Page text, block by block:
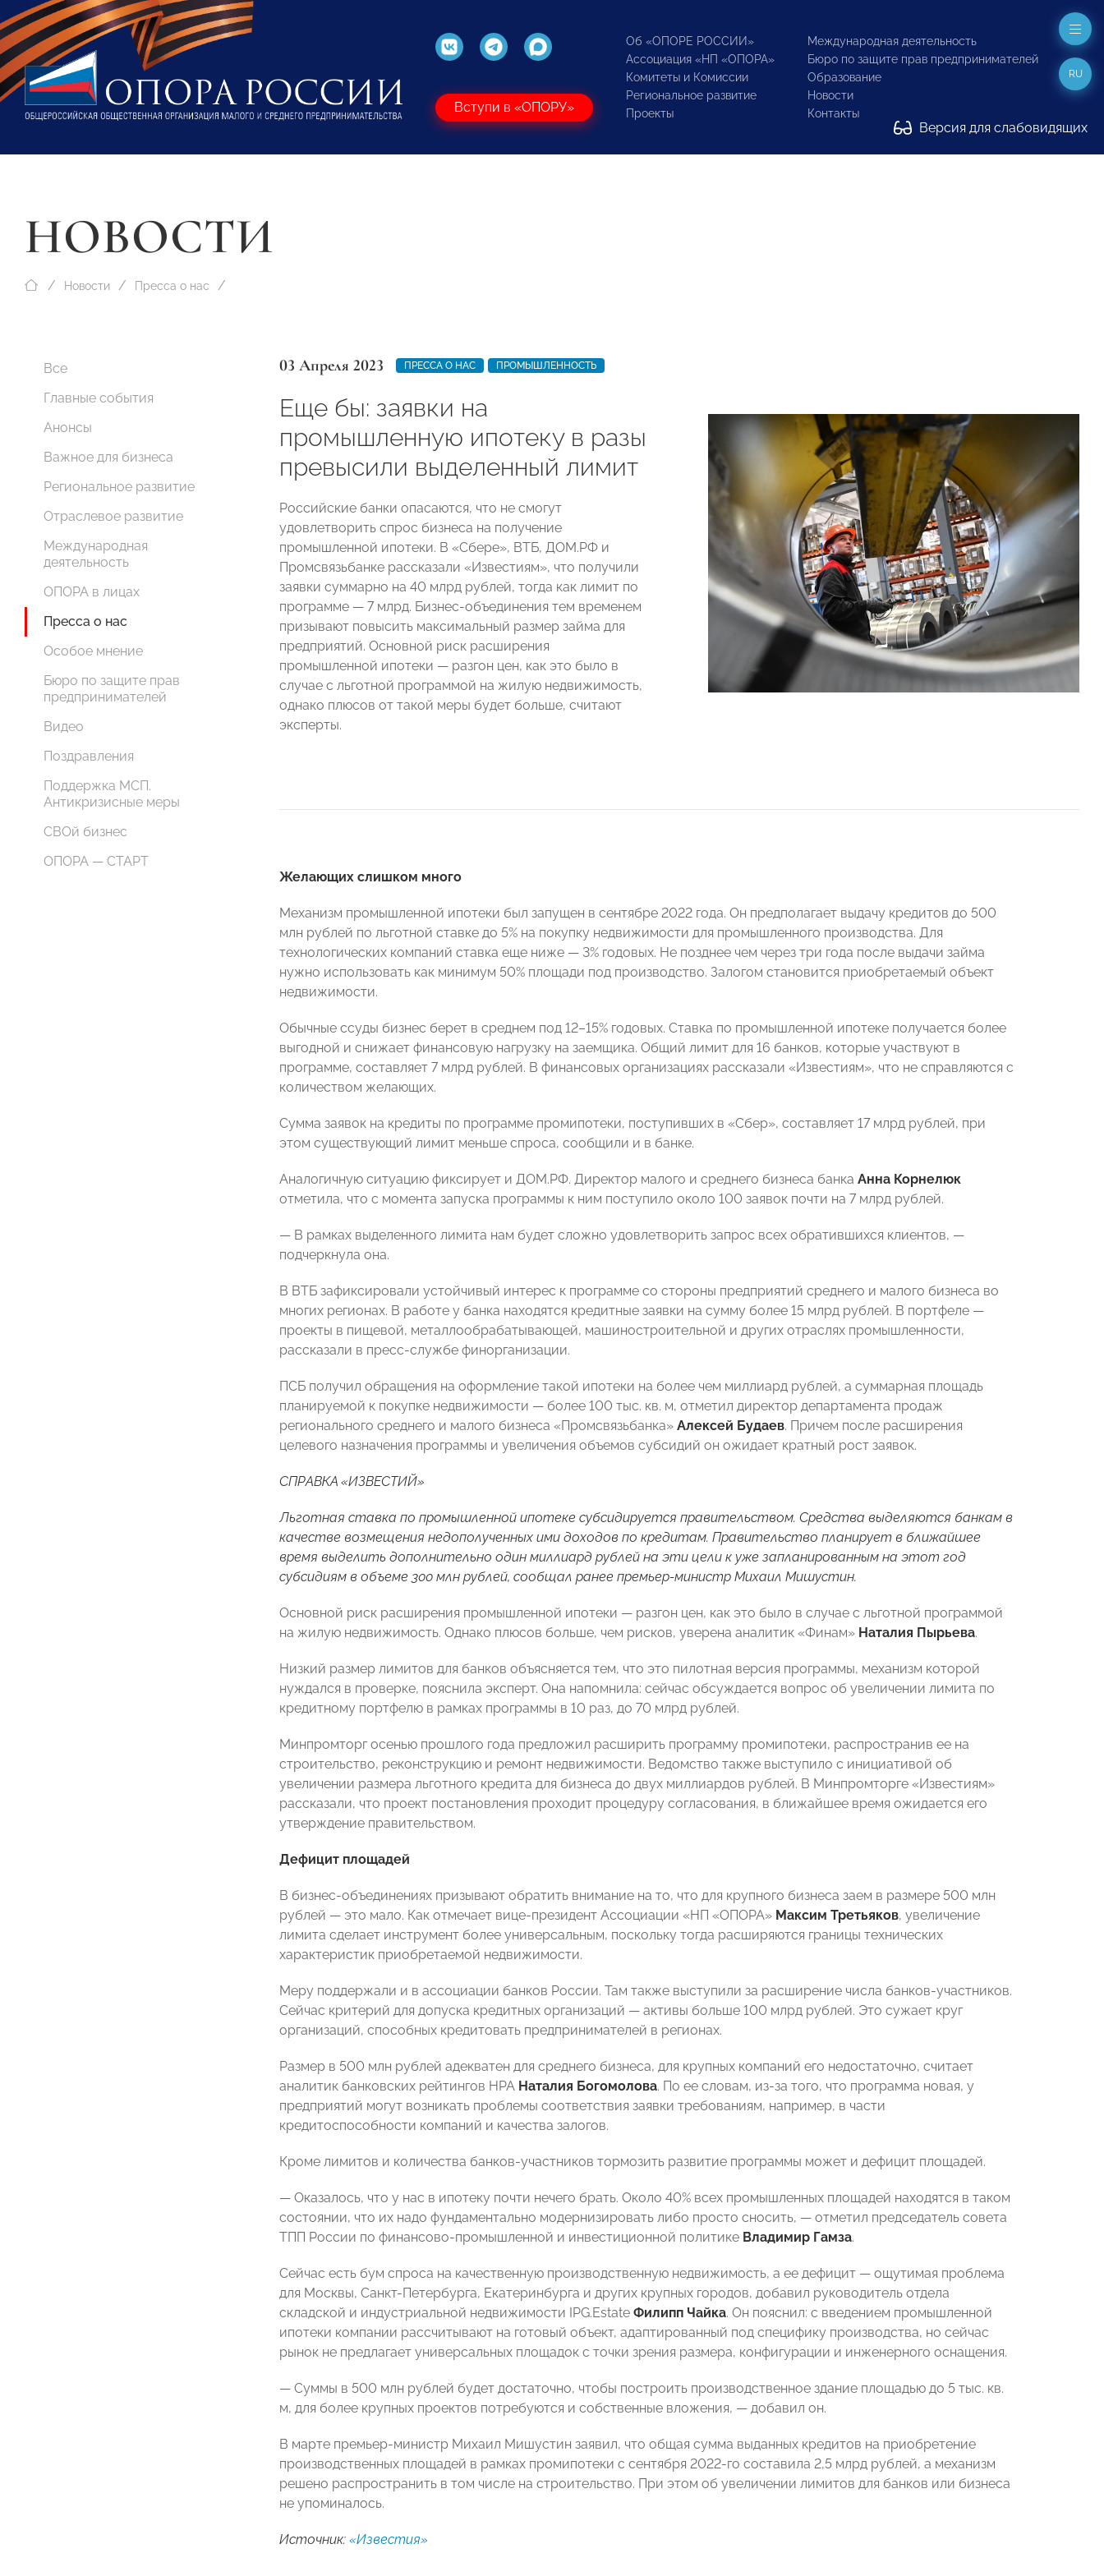
Вступи в «ОПОРУ»
Об «ОПОРЕ РОССИИ»
Ассоциация «НП «ОПОРА»
Комитеты и Комиссии
Региональное развитие
Проекты
Международная деятельность
Бюро по защите прав предпринимателей
Образование
Новости
Контакты
Версия для слабовидящих
RU
НОВОСТИ
Новости Пресса о нас
Все
Главные события
Анонсы
Важное для бизнеса
Региональное развитие
Отраслевое развитие
Международная
деятельность
ОПОРА в лицах
Пресса о нас
Особое мнение
Бюро по защите прав
предпринимателей
Видео
Поздравления
Поддержка МСП.
Антикризисные меры
СВОй бизнес
ОПОРА — СТАРТ
03 Апреля 2023 ПРЕССА О НАС ПРОМЫШЛЕННОСТЬ
Еще бы: заявки на
промышленную ипотеку в разы
превысили выделенный лимит
Российские банки опасаются, что не смогут
удовлетворить спрос бизнеса на получение
промышленной ипотеки. В «Сбере», ВТБ, ДОМ.РФ и
Промсвязьбанке рассказали «Известиям», что получили
заявки суммарно на 40 млрд рублей, тогда как лимит по
программе — 7 млрд. Бизнес-объединения тем временем
призывают повысить максимальный размер займа для
предприятий. Основной риск расширения
промышленной ипотеки — разгон цен, как это было в
случае с льготной программой на жилую недвижимость,
однако плюсов от такой меры будет больше, считают
эксперты.
Желающих слишком много
Механизм промышленной ипотеки был запущен в сентябре 2022 года. Он предполагает выдачу кредитов до 500
млн рублей по льготной ставке до 5% на покупку недвижимости для промышленного производства. Для
технологических компаний ставка еще ниже — 3% годовых. Не позднее чем через три года после выдачи займа
нужно использовать как минимум 50% площади под производство. Залогом становится приобретаемый объект
недвижимости.
Обычные ссуды бизнес берет в среднем под 12–15% годовых. Ставка по промышленной ипотеке получается более
выгодной и снижает финансовую нагрузку на заемщика. Общий лимит для 16 банков, которые участвуют в
программе, составляет 7 млрд рублей. В финансовых организациях рассказали «Известиям», что не справляются с
количеством желающих.
Сумма заявок на кредиты по программе промипотеки, поступивших в «Сбер», составляет 17 млрд рублей, при
этом существующий лимит меньше спроса, сообщили и в банке.
Аналогичную ситуацию фиксирует и ДОМ.РФ. Директор малого и среднего бизнеса банка Анна Корнелюк
отметила, что с момента запуска программы к ним поступило около 100 заявок почти на 7 млрд рублей.
— В рамках выделенного лимита нам будет сложно удовлетворить запрос всех обратившихся клиентов, —
подчеркнула она.
В ВТБ зафиксировали устойчивый интерес к программе со стороны предприятий среднего и малого бизнеса во
многих регионах. В работе у банка находятся кредитные заявки на сумму более 15 млрд рублей. В портфеле —
проекты в пищевой, металлообрабатывающей, машиностроительной и других отраслях промышленности,
рассказали в пресс-службе финорганизации.
ПСБ получил обращения на оформление такой ипотеки на более чем миллиард рублей, а суммарная площадь
планируемой к покупке недвижимости — более 100 тыс. кв. м, отметил директор департамента продаж
регионального среднего и малого бизнеса «Промсвязьбанка» Алексей Будаев. Причем после расширения
целевого назначения программы и увеличения объемов субсидий он ожидает кратный рост заявок.
СПРАВКА «ИЗВЕСТИЙ»
Льготная ставка по промышленной ипотеке субсидируется правительством. Средства выделяются банкам в
качестве возмещения недополученных ими доходов по кредитам. Правительство планирует в ближайшее
время выделить дополнительно один миллиард рублей на эти цели к уже запланированным на этот год
субсидиям в объеме 300 млн рублей, сообщал ранее премьер-министр Михаил Мишустин.
Основной риск расширения промышленной ипотеки — разгон цен, как это было в случае с льготной программой
на жилую недвижимость. Однако плюсов больше, чем рисков, уверена аналитик «Финам» Наталия Пырьева.
Низкий размер лимитов для банков объясняется тем, что это пилотная версия программы, механизм которой
нуждался в проверке, пояснила эксперт. Она напомнила: сейчас обсуждается вопрос об увеличении лимита по
кредитному портфелю в рамках программы в 10 раз, до 70 млрд рублей.
Минпромторг осенью прошлого года предложил расширить программу промипотеки, распространив ее на
строительство, реконструкцию и ремонт недвижимости. Ведомство также выступило с инициативой об
увеличении размера льготного кредита для бизнеса до двух миллиардов рублей. В Минпромторге «Известиям»
рассказали, что проект постановления проходит процедуру согласования, в ближайшее время ожидается его
утверждение правительством.
Дефицит площадей
В бизнес-объединениях призывают обратить внимание на то, что для крупного бизнеса заем в размере 500 млн
рублей — это мало. Как отмечает вице-президент Ассоциации «НП «ОПОРА» Максим Третьяков, увеличение
лимита сделает инструмент более универсальным, поскольку тогда расширяются границы технических
характеристик приобретаемой недвижимости.
Меру поддержали и в ассоциации банков России. Там также выступили за расширение числа банков-участников.
Сейчас критерий для допуска кредитных организаций — активы больше 100 млрд рублей. Это сужает круг
организаций, способных кредитовать предпринимателей в регионах.
Размер в 500 млн рублей адекватен для среднего бизнеса, для крупных компаний его недостаточно, считает
аналитик банковских рейтингов НРА Наталия Богомолова. По ее словам, из-за того, что программа новая, у
предприятий могут возникать проблемы соответствия заявки требованиям, например, в части
кредитоспособности компаний и качества залогов.
Кроме лимитов и количества банков-участников тормозить развитие программы может и дефицит площадей.
— Оказалось, что у нас в ипотеку почти нечего брать. Около 40% всех промышленных площадей находятся в таком
состоянии, что их надо фундаментально модернизировать либо просто сносить, — отметил председатель совета
ТПП России по финансово-промышленной и инвестиционной политике Владимир Гамза.
Сейчас есть бум спроса на качественную производственную недвижимость, а ее дефицит — ощутимая проблема
для Москвы, Санкт-Петербурга, Екатеринбурга и других крупных городов, добавил руководитель отдела
складской и индустриальной недвижимости IPG.Estate Филипп Чайка. Он пояснил: с введением промышленной
ипотеки компании рассчитывают на готовый объект, адаптированный под специфику производства, но сейчас
рынок не предлагает универсальных площадок с точки зрения размера, конфигурации и инженерного оснащения.
— Суммы в 500 млн рублей будет достаточно, чтобы построить производственное здание площадью до 5 тыс. кв.
м, для более крупных проектов потребуются и собственные вложения, — добавил он.
В марте премьер-министр Михаил Мишустин заявил, что общая сумма выданных кредитов на приобретение
производственных площадей в рамках промипотеки с сентября 2022-го составила 2,5 млрд рублей, а механизм
решено распространить в том числе на строительство. При этом об увеличении лимитов для банков или бизнеса
не упоминалось.
Источник: «Известия»